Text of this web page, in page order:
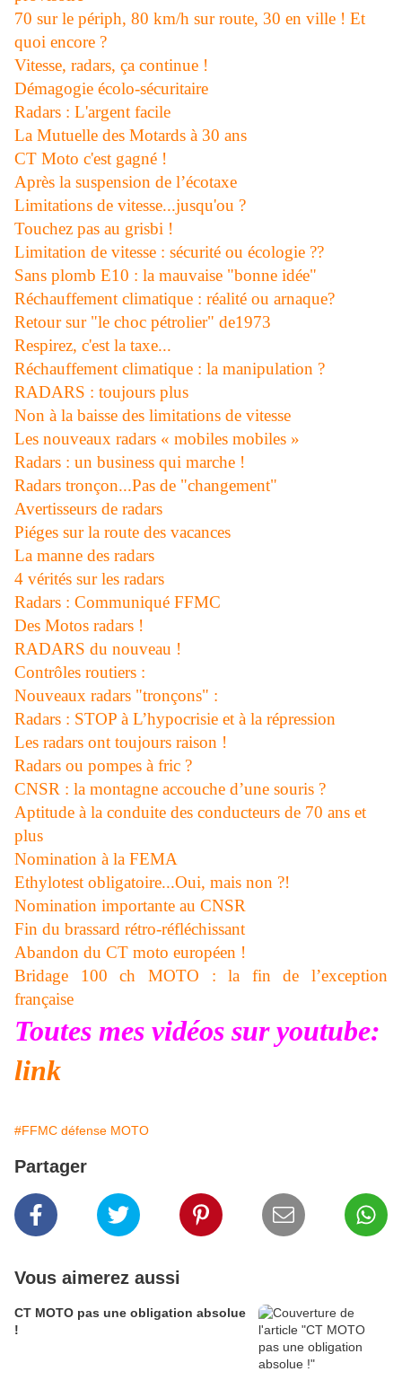
70 sur le périph, 80 km/h sur route, 30 en ville ! Et
quoi encore ?
Vitesse, radars, ça continue !
Démagogie écolo-sécuritaire
Radars : L'argent facile
La Mutuelle des Motards à 30 ans
CT Moto c'est gagné !
Après la suspension de l’écotaxe
Limitations de vitesse...jusqu'ou ?
Touchez pas au grisbi !
Limitation de vitesse : sécurité ou écologie ??
Sans plomb E10 : la mauvaise "bonne idée"
Réchauffement climatique : réalité ou arnaque?
Retour sur "le choc pétrolier" de1973
Respirez, c'est la taxe...
Réchauffement climatique : la manipulation ?
RADARS : toujours plus
Non à la baisse des limitations de vitesse
Les nouveaux radars « mobiles mobiles »
Radars : un business qui marche !
Radars tronçon...Pas de "changement"
Avertisseurs de radars
Piéges sur la route des vacances
La manne des radars
4 vérités sur les radars
Radars : Communiqué FFMC
Des Motos radars !
RADARS du nouveau !
Contrôles routiers :
Nouveaux radars "tronçons" :
Radars : STOP à L’hypocrisie et à la répression
Les radars ont toujours raison !
Radars ou pompes à fric ?
CNSR : la montagne accouche d’une souris ?
Aptitude à la conduite des conducteurs de 70 ans et
plus
Nomination à la FEMA
Ethylotest obligatoire...Oui, mais non ?!
Nomination importante au CNSR
Fin du brassard rétro-réfléchissant
Abandon du CT moto européen !
Bridage 100 ch MOTO : la fin de l’exception
française
Toutes mes vidéos sur youtube:
link
#FFMC défense MOTO
Partager
Vous aimerez aussi
CT MOTO pas une obligation absolue
!